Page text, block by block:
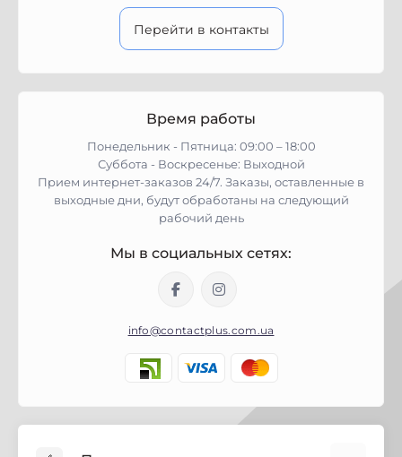
Перейти в контакты
Время работы
Понедельник - Пятница: 09:00 – 18:00
Суббота - Воскресенье: Выходной
Прием интернет-заказов 24/7. Заказы, оставленные в
выходные дни, будут обработаны на следующий
рабочий день
Мы в социальных сетях:
info@contactplus.com.ua